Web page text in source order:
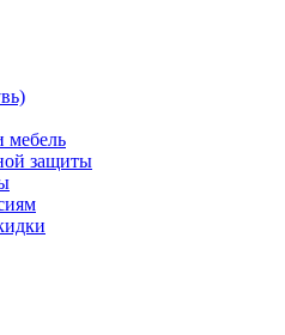
мебель
защиты